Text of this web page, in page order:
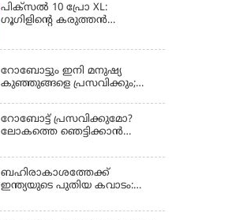
പിക്സൽ 10 പ്രോ XL:
ഗൂഗിളിന്റെ കരുത്തൻ
റോബോട്ടും ഇനി മനുഷ്യ
കുഞ്ഞുങ്ങളെ പ്രസവിക്കും;
പ്രഖ്യാപനവുമായി കൈവ
ടെക്നോളജി
റോബോട്ട് പ്രസവിക്കുമോ?
ലോകത്തെ ഞെട്ടിക്കാൻ
റോബോട്ട്'!
ബഹിരാകാശത്തേക്ക്
ഇന്ത്യയുടെ പുതിയ കവാടം:
ഒരുങ്ങുന്നതെന്ത്?